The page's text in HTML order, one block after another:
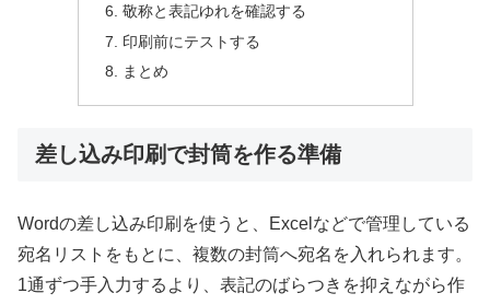
敬称と表記ゆれを確認する
印刷前にテストする
まとめ
差し込み印刷で封筒を作る準備
Wordの差し込み印刷を使うと、Excelなどで管理している
宛名リストをもとに、複数の封筒へ宛名を入れられます。
1通ずつ手入力するより、表記のばらつきを抑えながら作